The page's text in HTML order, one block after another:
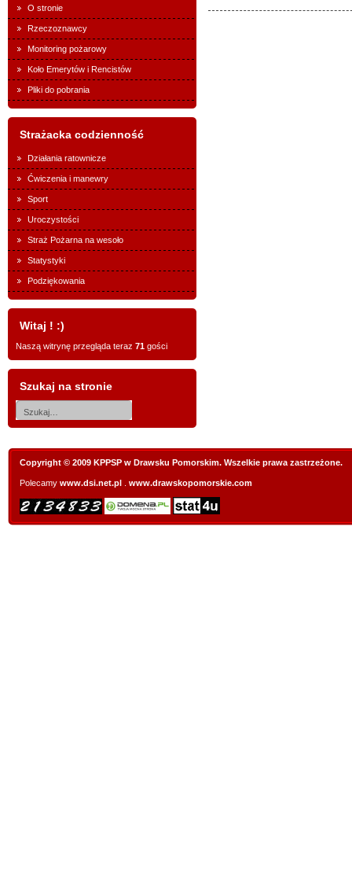
O stronie
Rzeczoznawcy
Monitoring pożarowy
Koło Emerytów i Rencistów
Pliki do pobrania
Strażacka codzienność
Działania ratownicze
Ćwiczenia i manewry
Sport
Uroczystości
Straż Pożarna na wesoło
Statystyki
Podziękowania
Witaj ! :)
Naszą witrynę przegląda teraz 71 gości
Szukaj na stronie
Copyright © 2009 KPPSP w Drawsku Pomorskim. Wszelkie prawa zastrzeżone.
Polecamy www.dsi.net.pl www.drawskopomorskie.com